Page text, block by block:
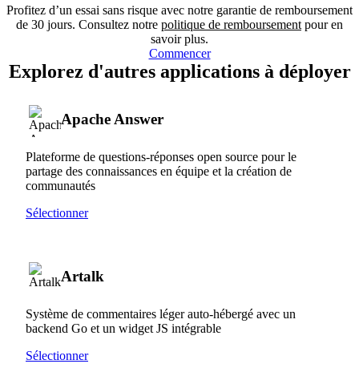
Profitez d’un essai sans risque avec notre garantie de remboursement
de 30 jours. Consultez notre politique de remboursement pour en
savoir plus.
Commencer
Explorez d'autres applications à déployer
Apache Answer
Plateforme de questions-réponses open source pour le
partage des connaissances en équipe et la création de
communautés
Sélectionner
Artalk
Système de commentaires léger auto-hébergé avec un
backend Go et un widget JS intégrable
Sélectionner